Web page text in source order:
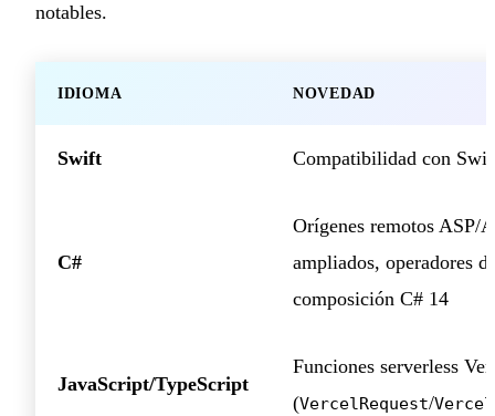
notables.
IDIOMA NOVEDAD
Swift Compatibilidad con
C#
Orígenes remotos ASP/
ampliados, operadores
composición C# 14
JavaScript/TypeScript
Funciones serverless
(VercelRequest/